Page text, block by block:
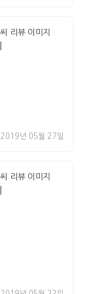
2019년 05월 27일